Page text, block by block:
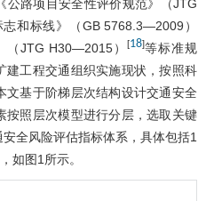
公路项目安全性评价规范》（JTG
志和标线》（GB 5768.3—2009）
（JTG H30—2015） [18]等标准规
建工程交通组织实施现状，按照科
文基于阶梯层次结构设计交通安全
按照层次模型进行分层，选取关键
全风险评估指标体系，具体包括1
如图1 所示。